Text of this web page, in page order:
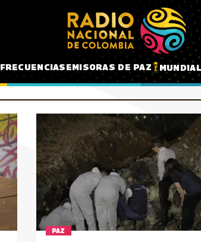
FRECUENCIASEMISORAS DE PAZ MUNDIAL
PAZ